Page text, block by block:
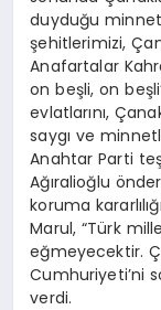
duyduğu
şehitlerimizi,
Anafartalar
on beşli, on
evlatlarını,
saygı ve
Anahtar Parti
Ağıralioğlu
koruma
Marul, “Türk
eğmeyecektir.
Cumhuriyeti’ni
verdi.